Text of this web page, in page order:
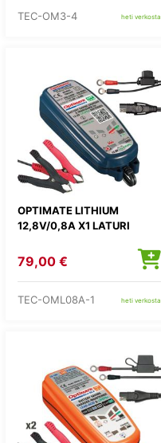
TEC-OM3-4 heti verkosta
OPTIMATE LITHIUM
12,8V/0,8A X1 LATURI
79,00 €
TEC-OML08A-1 heti verkosta